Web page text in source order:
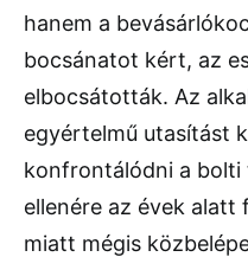
hanem a
bocsánatot kért, az
elbocsátották. Az
egyértelmű utasítást
konfrontálódni a bolti
ellenére az évek
miatt mégis